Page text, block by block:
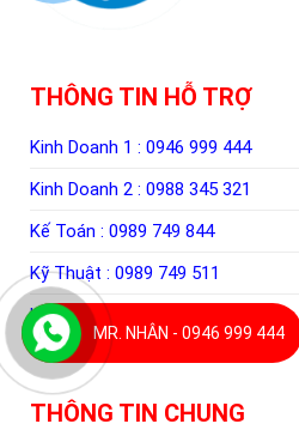
THÔNG TIN HỖ TRỢ
Kinh Doanh 1 : 0946 999 444
Kinh Doanh 2 : 0988 345 321
Kế Toán : 0989 749 844
Kỹ Thuật : 0989 749 511
Kho Vận :0965 142 144
THÔNG TIN CHUNG
MR. NHÂN - 0946 999 444